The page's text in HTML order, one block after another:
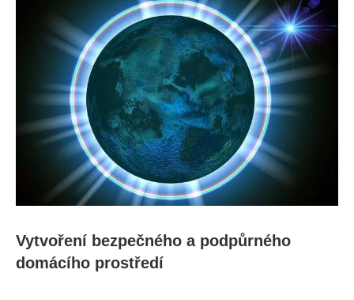
Vytvoření bezpečného a podpůrného
domácího prostředí